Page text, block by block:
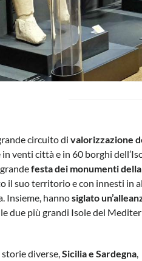
circuito divalorizzazione
venti città e in 60 borghi
grandefesta dei monumenti
il suo territorio e con innesti in
Insieme, hannosiglato
due più grandi Isole del
storie diverse,Sicilia e Sardegna